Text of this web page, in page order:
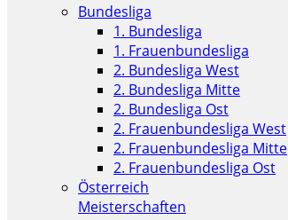
Bundesliga
1. Bundesliga
1. Frauenbundesliga
2. Bundesliga West
2. Bundesliga Mitte
2. Bundesliga Ost
2. Frauenbundesliga West
2. Frauenbundesliga Mitte
2. Frauenbundesliga Ost
Österreich
Meisterschaften